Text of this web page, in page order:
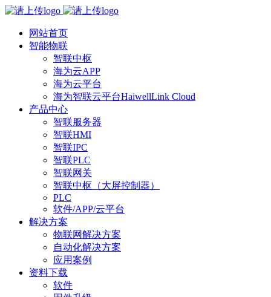
网站首页
智能物联
智联中枢
海为云APP
海为云平台
海为智联云平台HaiwellLink Cloud
产品中心
智联服务器
智联HMI
智联IPC
智联PLC
智联网关
智联中枢（大屏控制器）
PLC
软件/APP/云平台
解决方案
物联网解决方案
自动化解决方案
应用案例
资料下载
软件